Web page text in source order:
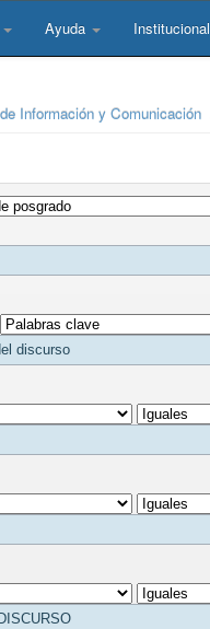
Ayuda Institucional
Información y Comunicación